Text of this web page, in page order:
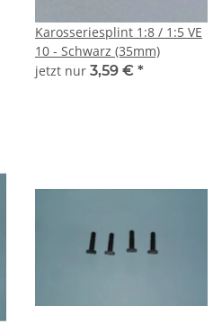
Karosseriesplint 1:8 / 1:5 VE
10 - Schwarz (35mm)
jetzt nur 3,59 € *